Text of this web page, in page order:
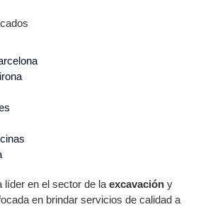
líder en el sector de laexcavación y
en brindar servicios de calidad a